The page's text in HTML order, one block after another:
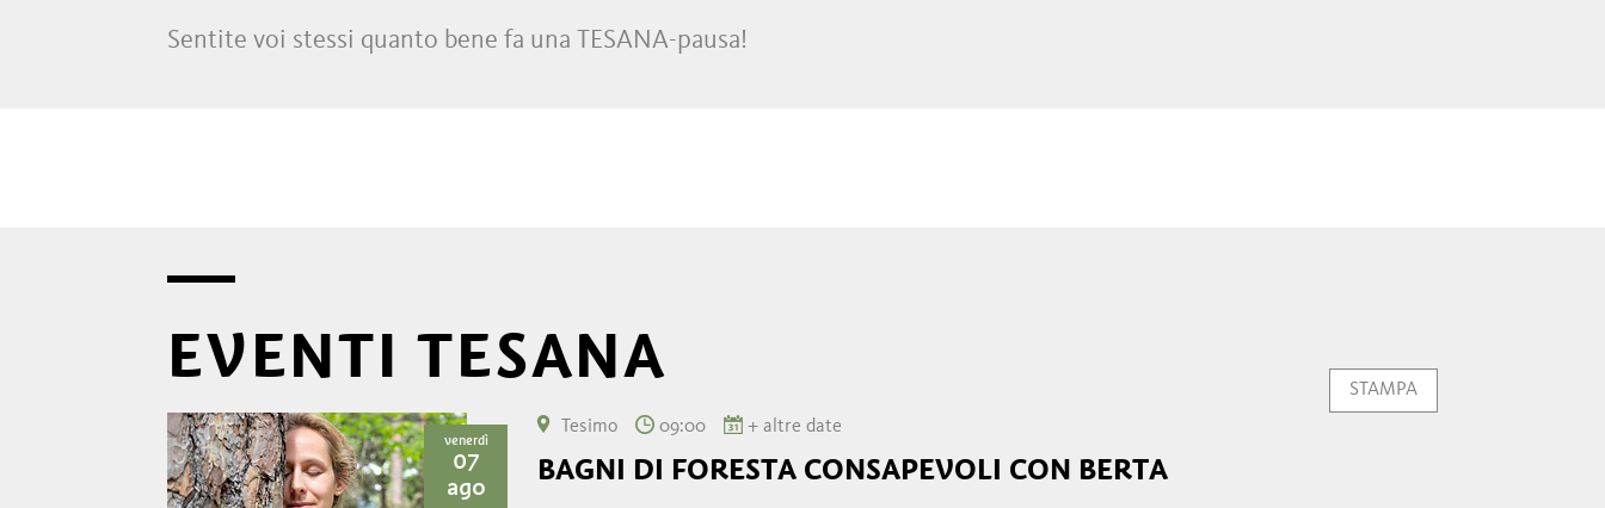
Sentite voi stessi quanto bene fa una TESANA-pausa!
EVENTI TESANA STAMPA
venerdì
07
ago
Tesimo 09:00 + altre date
BAGNI DI FORESTA CONSAPEVOLI CON BERTA